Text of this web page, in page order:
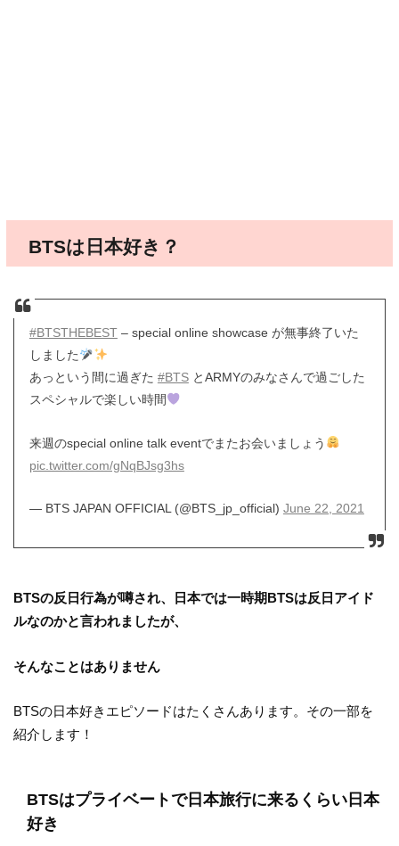
BTSは日本好き？
#BTSTHEBEST– special online showcase が無事終了いた
しました
あっという間に過ぎた #BTSとARMYのみなさんで過ごした
スペシャルで楽しい時間
来週のspecial online talk eventでまたお会いましょう
pic.twitter.com/gNqBJsg3hs
— BTS JAPAN OFFICIAL (@BTS_jp_official) June 22, 2021
BTSの反日行為が噂され、日本では一時期BTSは反日アイド
ルなのかと言われましたが、
そんなことはありません
BTSの日本好きエピソードはたくさんあります。その一部を
紹介します！
BTSはプライベートで日本旅行に来るくらい日本
好き